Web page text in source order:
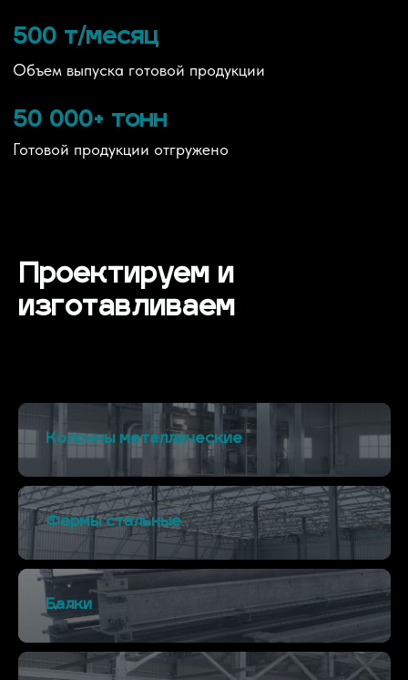
Проектируем и
изготавливаем
Колонны металлические
Фермы стальные
Балки